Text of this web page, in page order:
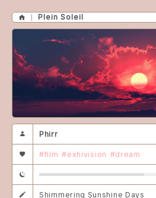
Plein Soleil
Phirr
#film #exhivision #dream
Shimmering Sunshine Days